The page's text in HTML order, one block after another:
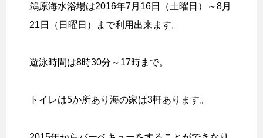
鵜原海水浴場は2016年7月16日（土曜日）～8月
21日（日曜日）まで利用出来ます。
遊泳時間は8時30分～17時まで。
トイレは5か所あり海の家は3軒あります。